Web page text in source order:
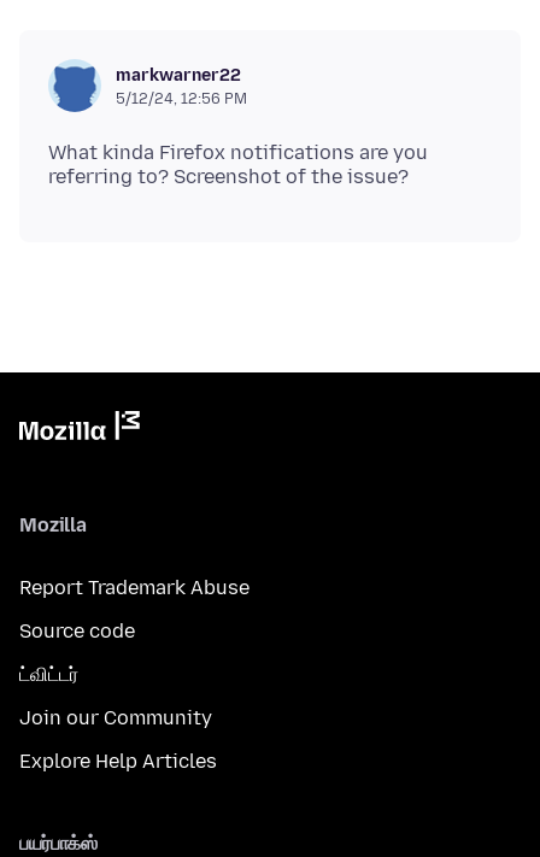
markwarner22
5/12/24, 12:56 PM
What kinda Firefox notifications are you
Mozilla
Report Trademark Abuse
Source code
ட்விட்டர்
Join our Community
Explore Help Articles
பயர்பாக்ஸ்